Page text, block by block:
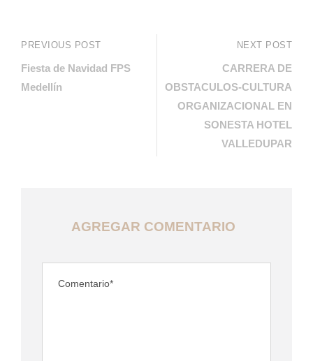
PREVIOUS POST
Fiesta de Navidad FPS
Medellín
NEXT POST
CARRERA DE
OBSTACULOS-CULTURA
ORGANIZACIONAL EN
SONESTA HOTEL
VALLEDUPAR
AGREGAR COMENTARIO